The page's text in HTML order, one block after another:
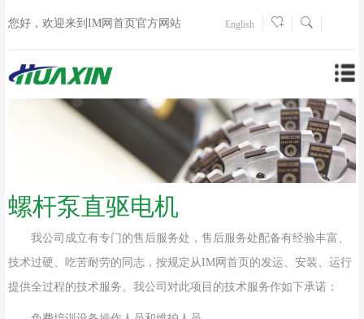
您好，欢迎来到IM网首页官方网站 English
螺杆泵直驱电机
我公司成立有专门的售后服务处，售后服务处配备有经验丰富、
技术过硬、吃苦耐劳的同志，按规定从IM网首页的发运、安装、运行
提供全过程的技术服务。我公司对此项目的技术服务作如下承诺：